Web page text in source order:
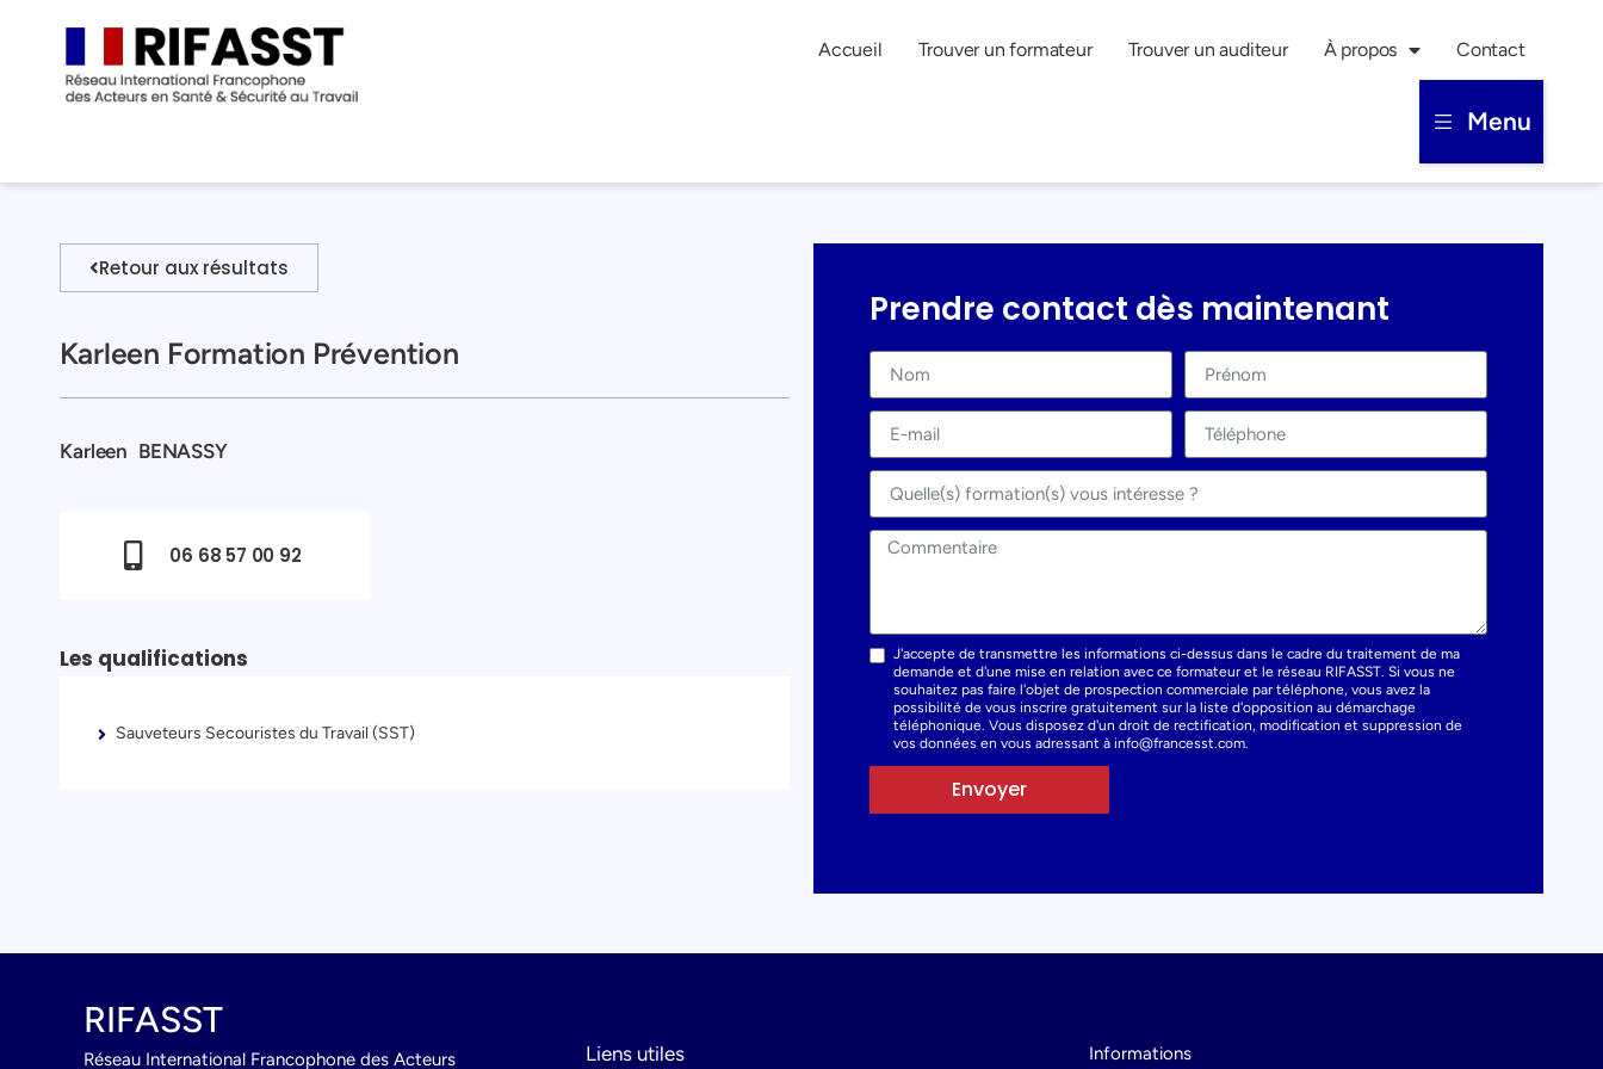
Accueil Trouver un formateur Trouver un auditeur À propos Contact
Menu
Retour aux résultats
Karleen Formation Prévention
Karleen BENASSY
06 68 57 00 92
Les qualifications
Sauveteurs Secouristes du Travail (SST)
Prendre contact dès maintenant
J'accepte de transmettre les informations ci-dessus dans le cadre du traitement de ma
demande et d'une mise en relation avec ce formateur et le réseau RIFASST. Si vous ne
souhaitez pas faire l'objet de prospection commerciale par téléphone, vous avez la
possibilité de vous inscrire gratuitement sur la liste d'opposition au démarchage
téléphonique. Vous disposez d'un droit de rectification, modification et suppression de
vos données en vous adressant à info@francesst.com.
Envoyer
RIFASST
Réseau International Francophone des Acteurs Liens utiles Informations